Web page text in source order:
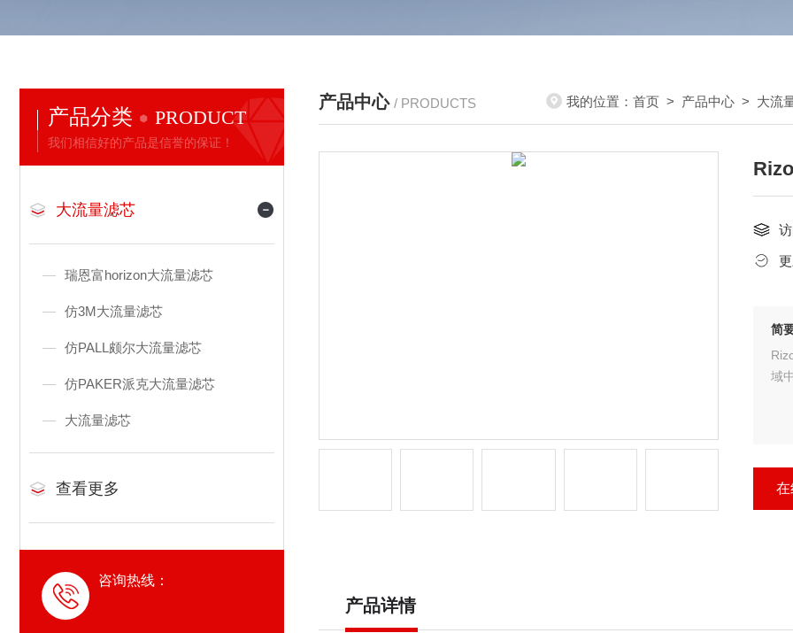
产品分类 PRODUCT
我们相信好的产品是信誉的保证！
大流量滤芯
瑞恩富horizon大流量滤芯
仿3M大流量滤芯
仿PALL颇尔大流量滤芯
仿PAKER派克大流量滤芯
大流量滤芯
查看更多
咨询热线：
产品中心 / PRODUCTS 我的位置： 首页 > 产品中心 > 大流
简
域
在
产品详情